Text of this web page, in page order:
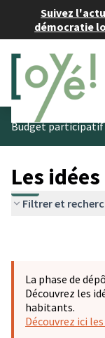
Suivez
démocratie
Budget participatif
Les
Filtrer et
La phase de
Découvrez les
habitants.
Découvrez ici